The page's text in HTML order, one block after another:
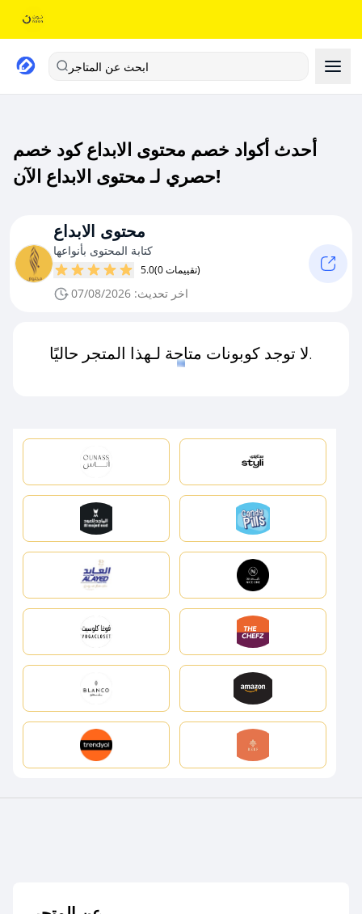
ابحث عن المتاجر
أحدث أكواد خصم محتوى الابداع كود خصم
حصري لـ محتوى الابداع الآن!
محتوى الابداع
كتابة المحتوى بأنواعها
5.0 (0 تقييمات)
اخر تحديث: 07/08/2026
لا توجد كوبونات متاحة لـهذا المتجر حاليًا.